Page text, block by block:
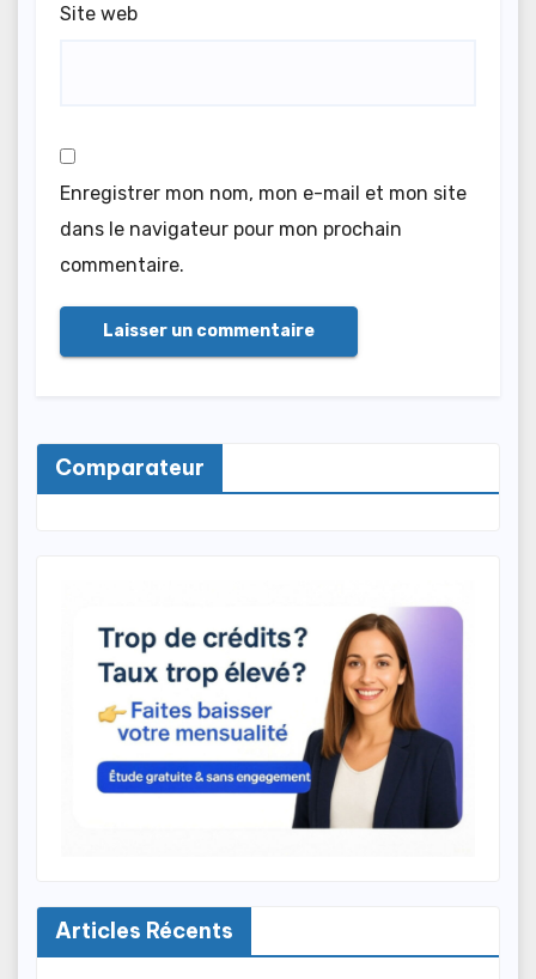
Site web
Enregistrer mon nom, mon e-mail et mon site
dans le navigateur pour mon prochain
commentaire.
Comparateur
Articles Récents